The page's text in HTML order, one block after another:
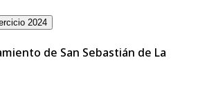
2024
de San Sebastián de La